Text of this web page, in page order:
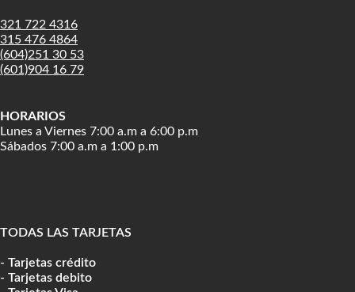
321 722 4316
315 476 4864
(604)251 30 53
(601)904 16 79
HORARIOS
Lunes a Viernes 7:00 a.m a 6:00 p.m
Sábados 7:00 a.m a 1:00 p.m
TODAS LAS TARJETAS
- Tarjetas crédito
- Tarjetas debito